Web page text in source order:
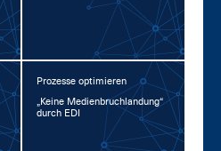
Prozesse optimieren
„Kei­ne Me­di­en­bruch­lan­dung“
durch EDI